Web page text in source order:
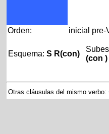
Orden: inicial pre-
Esquema: S R(con)
(con )
Otras cláusulas del mismo verbo: